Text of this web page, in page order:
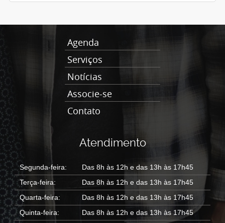
Agenda
Serviços
Notícias
Associe-se
Contato
Atendimento
Segunda-feira:
Das 8h às 12h e das 13h às 17h45
Terça-feira:
Das 8h às 12h e das 13h às 17h45
Quarta-feira:
Das 8h às 12h e das 13h às 17h45
Quinta-feira:
Das 8h às 12h e das 13h às 17h45